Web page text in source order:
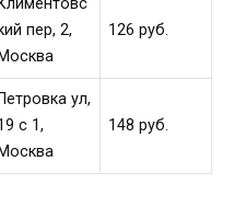
Климентовс
пер, 2,
Москва
126 руб.
Петровка ул,
с 1,
Москва
148 руб.